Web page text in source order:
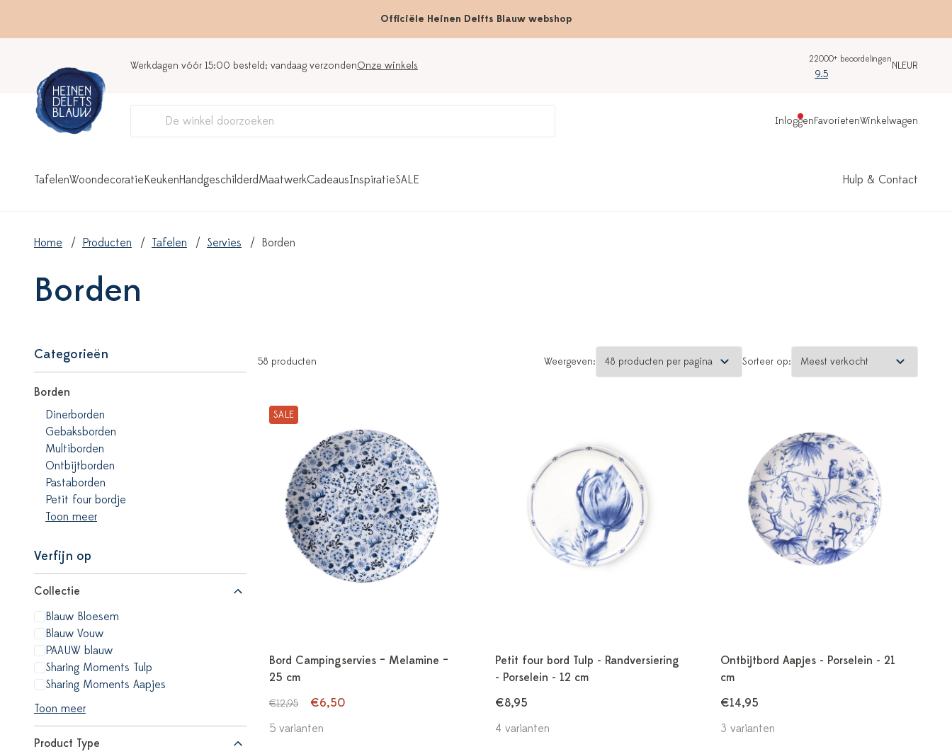
Officiële Heinen Delfts Blauw webshop
Werkdagen vóór 15:00 besteld; vandaag verzondenOnze winkels
22000+ beoordelingen
9.5
NLEUR
InloggenFavorietenWinkelwagen
TafelenWoondecoratieKeukenHandgeschilderdMaatwerkCadeausInspiratieSALE Hulp & Contact
Home Producten Tafelen Servies Borden
Borden
Categorieën
Borden
Dinerborden
Gebaksborden
Multiborden
Ontbijtborden
Pastaborden
Petit four bordje
Toon meer
Verfijn op
Collectie
Blauw Bloesem
Blauw Vouw
PAAUW blauw
Sharing Moments Tulp
Sharing Moments Aapjes
Toon meer
Product Type
58 producten Weergeven: Sorteer op:
SALE
Bord Campingservies – Melamine –
25 cm
€12,95
€6,50
5 varianten
Petit four bord Tulp - Randversiering
- Porselein - 12 cm
€8,95
4 varianten
Ontbijtbord Aapjes - Porselein - 21
cm
€14,95
3 varianten